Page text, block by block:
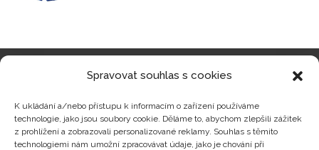
Spravovat souhlas s cookies
K ukládání a/nebo přístupu k informacím o zařízení používáme
technologie, jako jsou soubory cookie. Děláme to, abychom zlepšili zážitek
z prohlížení a zobrazovali personalizované reklamy. Souhlas s těmito
technologiemi nám umožní zpracovávat údaje, jako je chování při